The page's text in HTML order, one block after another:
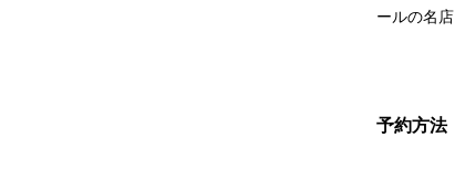
ールの名店
予約方法